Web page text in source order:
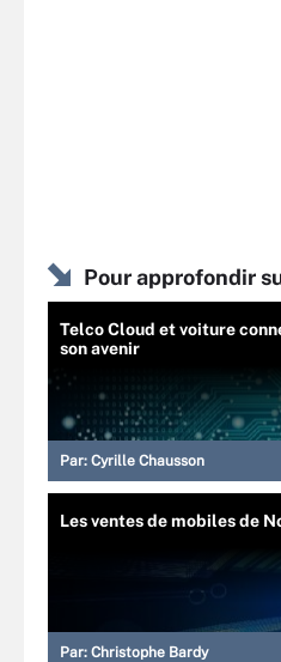
Pour approfondir
Telco Cloud et voiture
son avenir
Par: Cyrille Chausson
Les ventes de mobiles de
Par: Christophe Bardy